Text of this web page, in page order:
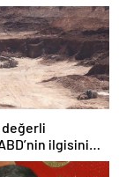
değerli
ilgisini